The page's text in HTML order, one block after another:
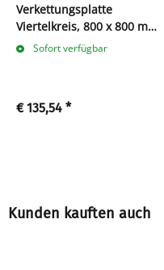
Verkettungsplatte
Viertelkreis, 800 x 800 mm,
ahornSofort verfügbar
€ 135,54 *
Kunden kauften auch